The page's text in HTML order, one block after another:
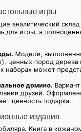
игры
аналитический склад
для игры, а
Модели,
ценных пород
наборах может
домино.
друзей.
ценность подарка.
издания
Книга в